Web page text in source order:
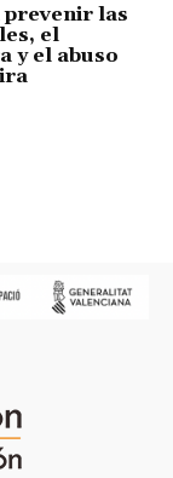
prevenir las
el
y el abuso